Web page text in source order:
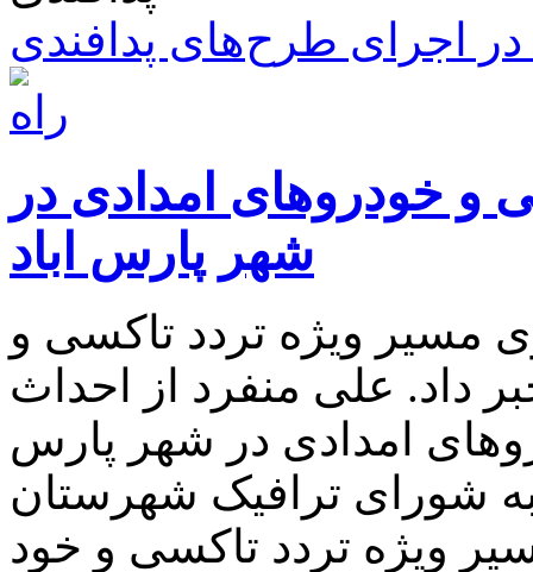
اجرای طرح‌های پدافندی
و خودروهای امدادی در
شهر پارس اباد
مسیر ویژه تردد تاکسی و
داد. علی منفرد از احداث
امدادی در شهر پارس
شورای ترافیک شهرستان